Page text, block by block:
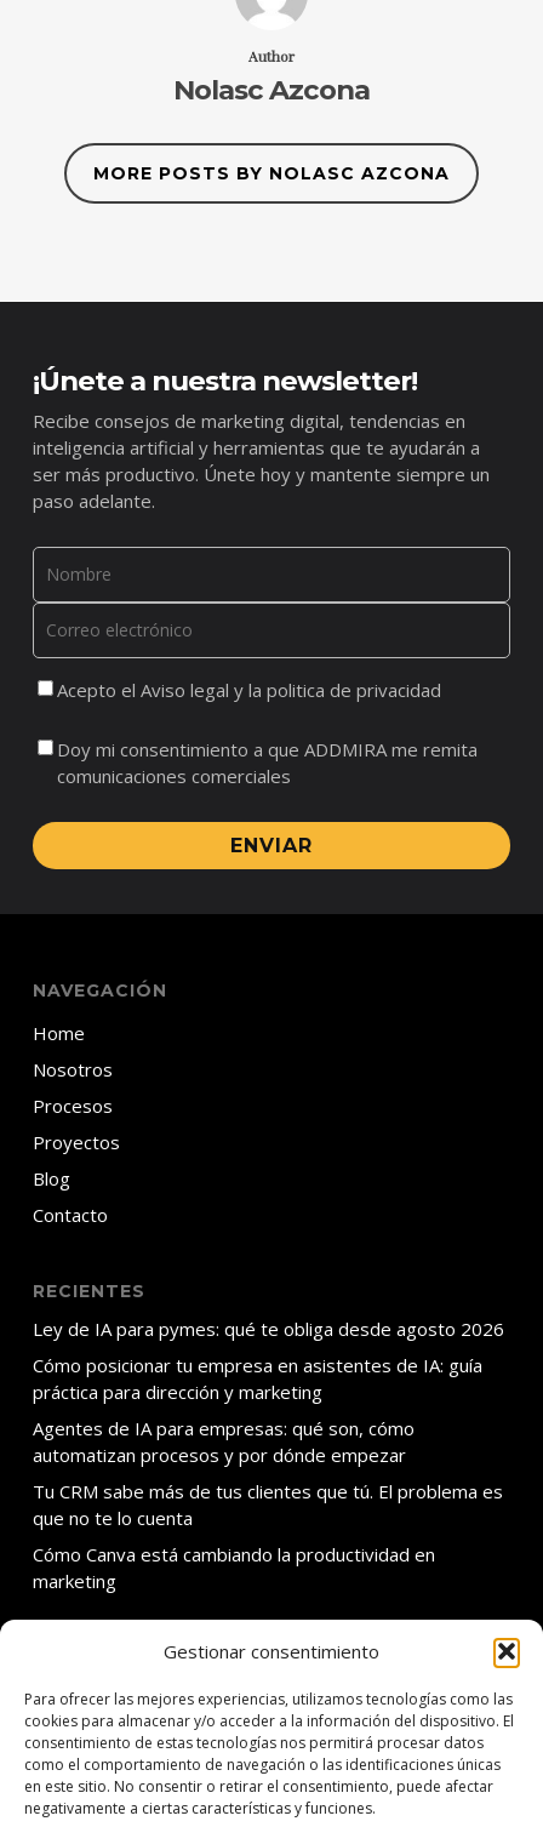
Gestionar consentimiento
Para ofrecer las mejores experiencias, utilizamos tecnologías como las
cookies para almacenar y/o acceder a la información del dispositivo. El
consentimiento de estas tecnologías nos permitirá procesar datos
como el comportamiento de navegación o las identificaciones únicas
en este sitio. No consentir o retirar el consentimiento, puede afectar
negativamente a ciertas características y funciones.
Author
Nolasc Azcona
MORE POSTS BY NOLASC AZCONA
¡Únete a nuestra newsletter!
Recibe consejos de marketing digital, tendencias en
inteligencia artificial y herramientas que te ayudarán a
ser más productivo. Únete hoy y mantente siempre un
paso adelante.
Acepto el Aviso legal y la politica de privacidad
Doy mi consentimiento a que ADDMIRA me remita
comunicaciones comerciales
ENVIAR
NAVEGACIÓN
Home
Nosotros
Procesos
Proyectos
Blog
Contacto
RECIENTES
Ley de IA para pymes: qué te obliga desde agosto 2026
Cómo posicionar tu empresa en asistentes de IA: guía
práctica para dirección y marketing
Agentes de IA para empresas: qué son, cómo
automatizan procesos y por dónde empezar
Tu CRM sabe más de tus clientes que tú. El problema es
que no te lo cuenta
Cómo Canva está cambiando la productividad en
marketing
SOBRE ADDMIRA
C. Calvet 30 3er 1a
08021 Barcelona